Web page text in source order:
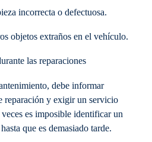
incorrecta o defectuosa.
objetos extraños en el vehículo.
las reparaciones
debe informar
reparación y exigir un servicio
es imposible identificar un
que es demasiado tarde.